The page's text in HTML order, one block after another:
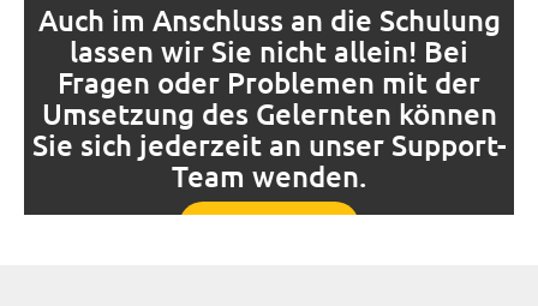
Auch im Anschluss an die Schulung
lassen wir Sie nicht allein! Bei
Fragen oder Problemen mit der
Umsetzung des Gelernten können
Sie sich jederzeit an unser Support-
Team wenden.